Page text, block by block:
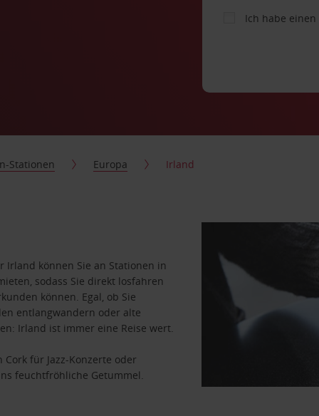
Ich habe einen
Stationen Europa Irland
Irland können Sie an Stationen in
sodass Sie direkt losfahren
können. Egal, ob Sie
entlangwandern oder alte
Irland ist immer eine Reise wert.
Cork für Jazz-Konzerte oder
feuchtfröhliche Getummel.